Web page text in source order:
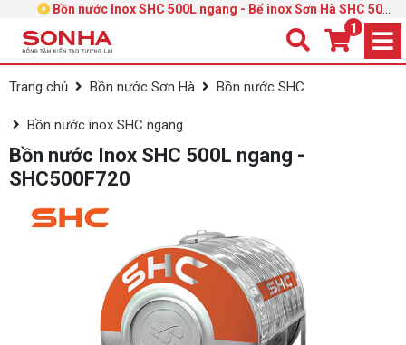
Bồn nước Inox SHC 500L ngang - Bể inox Sơn Hà SHC 500L
ngang
1
Trang chủ Bồn nước Sơn Hà Bồn nước SHC
Bồn nước inox SHC ngang
Bồn nước Inox SHC 500L ngang -
SHC500F720